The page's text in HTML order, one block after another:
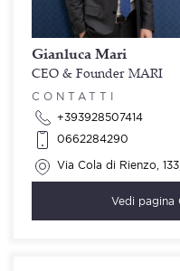
Gianluca Mari
CEO & Founder MARI
CONTATTI
+393928507414
0662284290
Via Cola di Rienzo,
Vedi pagina